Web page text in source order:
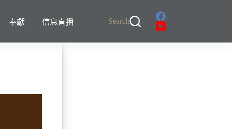
奉獻 信息直播 Search